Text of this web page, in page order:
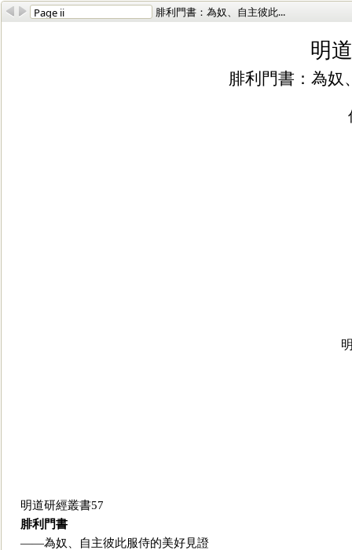
腓利門書：為奴、自主彼此...
明
腓利門書：為奴
明道研經叢書57
腓利門書
——為奴、自主彼此服侍的美好見證